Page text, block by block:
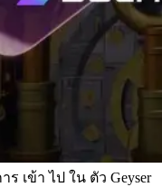
เข้า ไป ใน ตัว Geyser